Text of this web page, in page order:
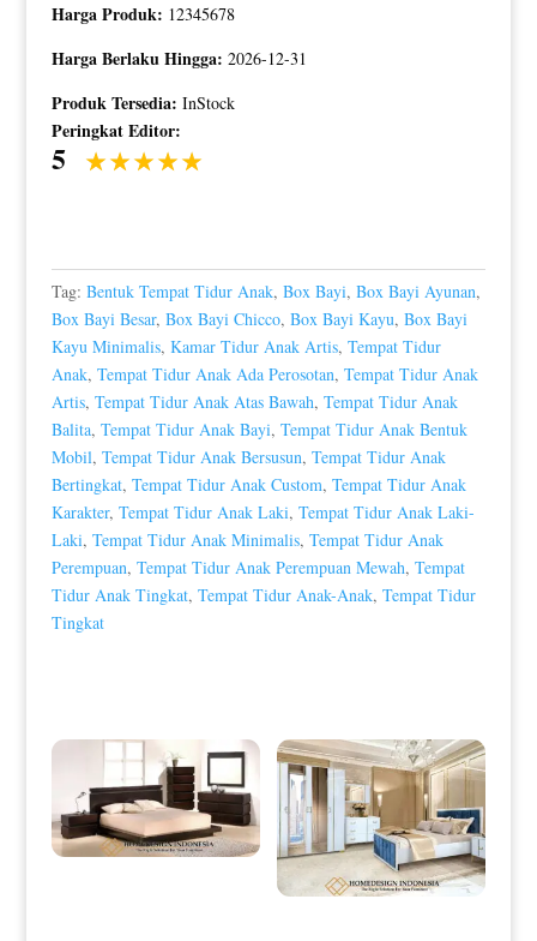
Harga Produk: 12345678
Harga Berlaku Hingga: 2026-12-31
Produk Tersedia: InStock
Peringkat Editor:
5
Tag: Bentuk Tempat Tidur Anak, Box Bayi, Box Bayi Ayunan,
Box Bayi Besar, Box Bayi Chicco, Box Bayi Kayu, Box Bayi
Kayu Minimalis, Kamar Tidur Anak Artis, Tempat Tidur
Anak, Tempat Tidur Anak Ada Perosotan, Tempat Tidur Anak
Artis, Tempat Tidur Anak Atas Bawah, Tempat Tidur Anak
Balita, Tempat Tidur Anak Bayi, Tempat Tidur Anak Bentuk
Mobil, Tempat Tidur Anak Bersusun, Tempat Tidur Anak
Bertingkat, Tempat Tidur Anak Custom, Tempat Tidur Anak
Karakter, Tempat Tidur Anak Laki, Tempat Tidur Anak Laki-
Laki, Tempat Tidur Anak Minimalis, Tempat Tidur Anak
Perempuan, Tempat Tidur Anak Perempuan Mewah, Tempat
Tidur Anak Tingkat, Tempat Tidur Anak-Anak, Tempat Tidur
Tingkat